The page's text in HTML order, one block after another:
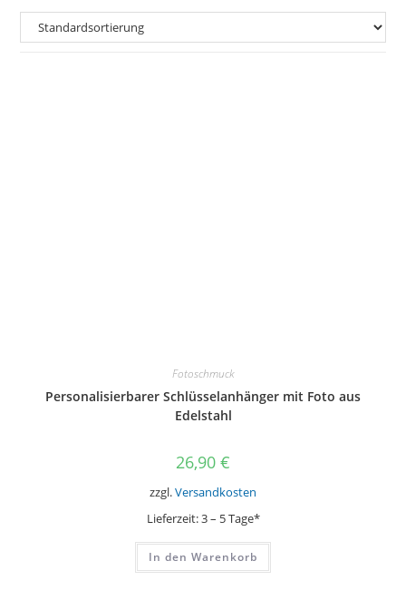
Fotoschmuck
Personalisierbarer Schlüsselanhänger mit Foto aus
Edelstahl
26,90 €
zzgl.Versandkosten
Lieferzeit:3 – 5 Tage*
In den Warenkorb